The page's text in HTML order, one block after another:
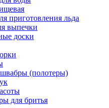
приготовления льда
выпечки
доски
(полотеры)
для бритья